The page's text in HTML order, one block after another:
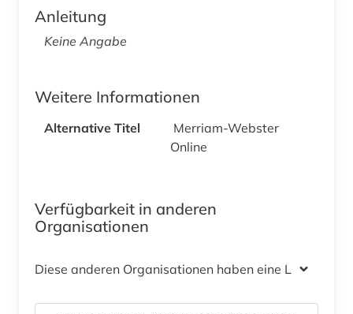
Anleitung
Keine Angabe
Weitere Informationen
Alternative Titel
Merriam-Webster
Online
Verfügbarkeit in anderen
Organisationen
Diese anderen Organisationen haben eine Lizenz